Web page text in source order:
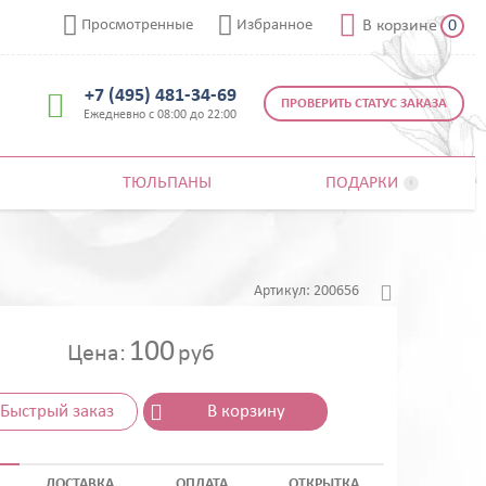
 +7 (495) 481-34-69
Ежедневно с 08:00 до 22:00
 Просмотренные  Избранное  В корзине 0
ПРОВЕРИТЬ СТАТУС ЗАКАЗА
ТЮЛЬПАНЫ ПОДАРКИ
Артикул: 200656
Цена: 100руб
Быстрый заказ В корзину
